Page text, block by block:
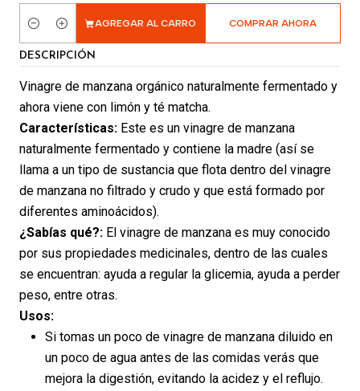
Cantidad
AGREGAR AL CARRO COMPRAR AHORA
DESCRIPCIÓN
Vinagre de manzana orgánico naturalmente fermentado y
ahora viene con limón y té matcha.
Características: Este es un vinagre de manzana
naturalmente fermentado y contiene la madre (así se
llama a un tipo de sustancia que flota dentro del vinagre
de manzana no filtrado y crudo y que está formado por
diferentes aminoácidos).
¿Sabías qué?: El vinagre de manzana es muy conocido
por sus propiedades medicinales, dentro de las cuales
se encuentran: ayuda a regular la glicemia, ayuda a perder
peso, entre otras.
Usos:
Si tomas un poco de vinagre de manzana diluido en
un poco de agua antes de las comidas verás que
mejora la digestión, evitando la acidez y el reflujo.